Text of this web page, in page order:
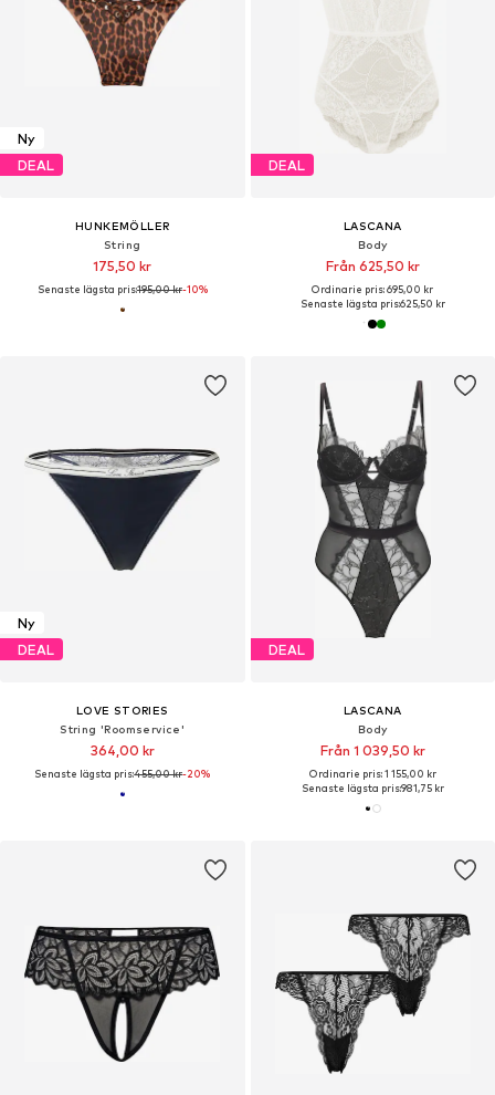
Ny
DEAL
HUNKEMÖLLER
String
175,50 kr
Senaste lägsta pris:195,00 kr-10%
DEAL
LASCANA
Body
Från 625,50 kr
Ordinarie pris: 695,00 kr
Senaste lägsta pris:625,50 kr
Ny
DEAL
LOVE STORIES
String 'Roomservice'
364,00 kr
Senaste lägsta pris:455,00 kr-20%
DEAL
LASCANA
Body
Från 1 039,50 kr
Ordinarie pris: 1 155,00 kr
Senaste lägsta pris:981,75 kr